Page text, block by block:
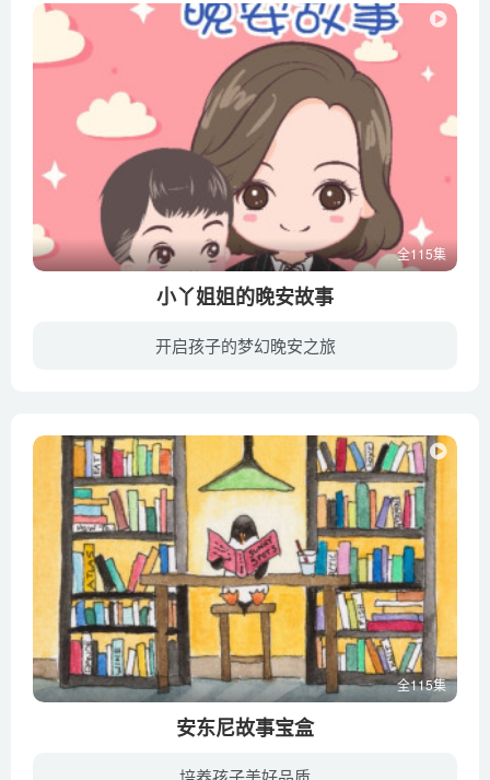
全115集
小丫姐姐的晚安故事
开启孩子的梦幻晚安之旅
全115集
安东尼故事宝盒